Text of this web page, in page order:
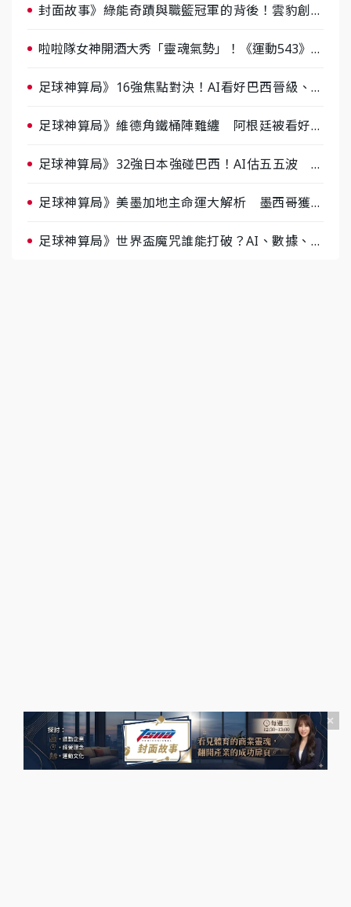
封面故事》綠能奇蹟與職籃冠軍的背後！雲豹創辦
啦啦隊女神開酒大秀「靈魂氣勢」！《運動543》微
足球神算局》16強焦點對決！AI看好巴西晉級、數
足球神算局》維德角鐵桶陣難纏 阿根廷被看好下
足球神算局》32強日本強碰巴西！AI估五五波 牛
足球神算局》美墨加地主命運大解析 墨西哥獲數
足球神算局》世界盃魔咒誰能打破？AI、數據、塔